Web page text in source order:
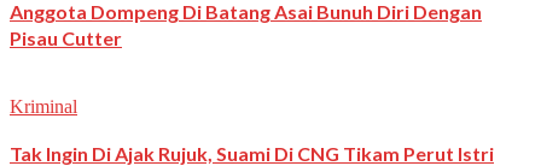
Anggota Dompeng Di Batang Asai Bunuh Diri Dengan
Pisau Cutter
Kriminal
Tak Ingin Di Ajak Rujuk, Suami Di CNG Tikam Perut Istri